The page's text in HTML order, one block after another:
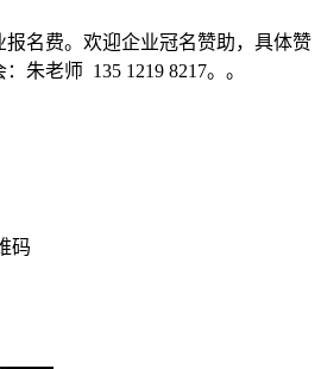
名费。欢迎企业冠名赞助，具体赞
朱老师 135 1219 8217。。
码